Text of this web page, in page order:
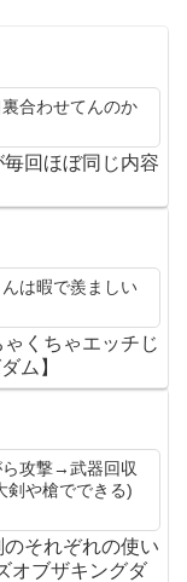
合わせてんのか
回ほぼ同じ内容
は暇で羨ましい
くちゃエッチじ
ム】
ら攻撃→武器回収
剣や槍でできる)
それぞれの使い
オブザキングダ